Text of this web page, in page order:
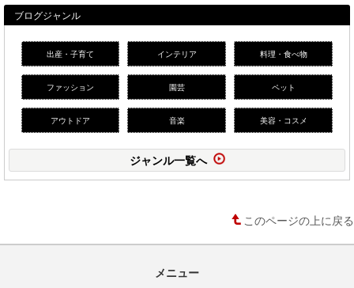
ブログジャンル
出産・子育て インテリア 料理・食べ物
ファッション 園芸 ペット
アウトドア 音楽 美容・コスメ
ジャンル一覧へ
このページの上に戻る
メニュー